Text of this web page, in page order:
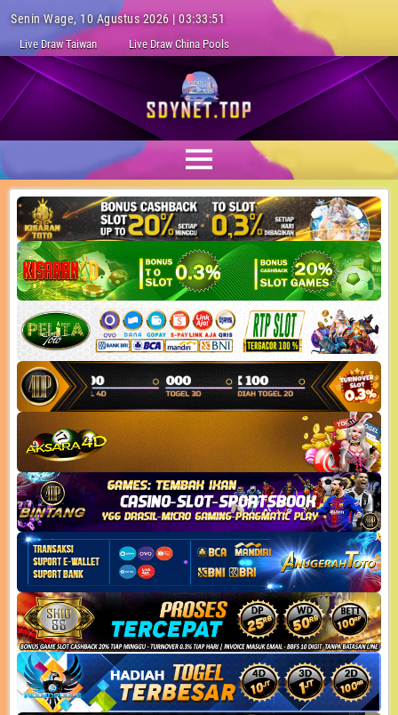
Senin Wage, 10 Agustus 2026 | 03:33:52
Live Draw Taiwan Live Draw China Pools